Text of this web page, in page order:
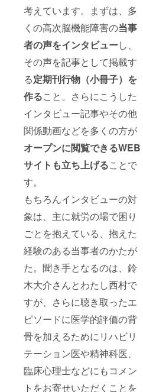
考えています。まずは、多
くの高次脳機能障害の当事
者の声をインタビューし、
その声を記事として掲載す
る定期刊行物（小冊子）を
作ること。さらにこうした
インタビュー記事やその他
関係動画などを多くの方が
オープンに閲覧できるWEB
サイトも立ち上げることで
す。
もちろんインタビューの対
象は、主に就労の場で困り
ごとを抱えている、抱えた
経験のある当事者のかたが
た。聞き手となるのは、鈴
木大介さんとわたし西村で
すが、さらに聴き取ったエ
ピソードに医学的評価の背
骨を加えるためにリハビリ
テーション医や精神科医、
臨床心理士などにもコメン
トをお寄せいただくことを